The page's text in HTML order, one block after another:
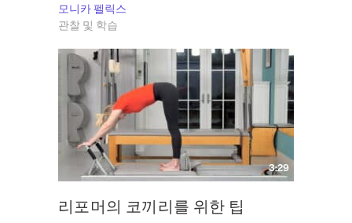
모니카 펠릭스
관찰 및 학습
3:29
리포머의 코끼리를 위한 팁